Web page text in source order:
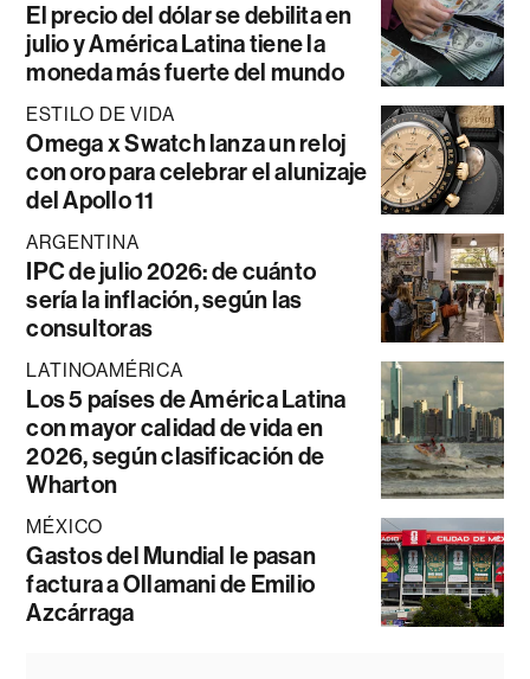
El precio del dólar se debilita en
julio y América Latina tiene la
moneda más fuerte del mundo
ESTILO DE VIDA
Omega x Swatch lanza un reloj
con oro para celebrar el alunizaje
del Apollo 11
ARGENTINA
IPC de julio 2026: de cuánto
sería la inflación, según las
consultoras
LATINOAMÉRICA
Los 5 países de América Latina
con mayor calidad de vida en
2026, según clasificación de
Wharton
MÉXICO
Gastos del Mundial le pasan
factura a Ollamani de Emilio
Azcárraga